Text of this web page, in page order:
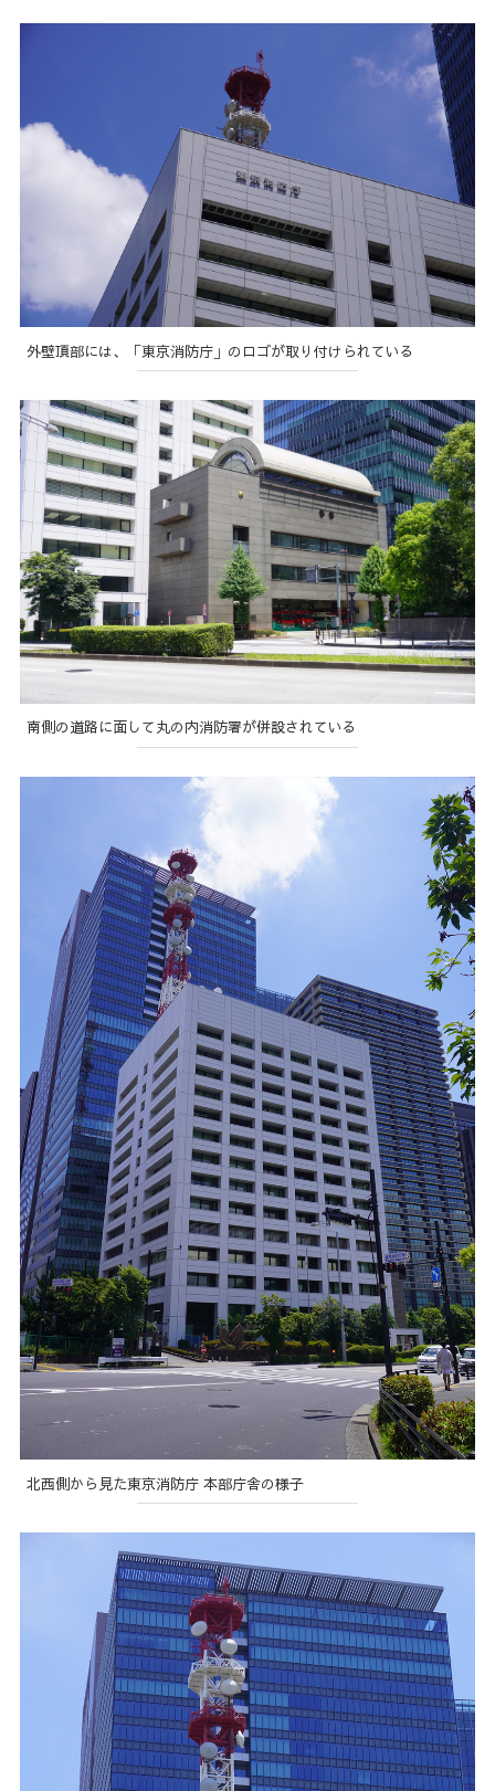
外壁頂部には、「東京消防庁」のロゴが取り付けられている
南側の道路に面して丸の内消防署が併設されている
北西側から見た東京消防庁 本部庁舎の様子